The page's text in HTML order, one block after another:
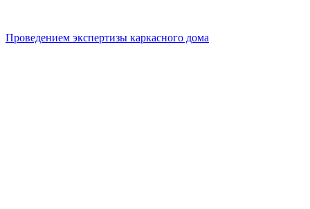
Проведением экспертизы каркасного дома